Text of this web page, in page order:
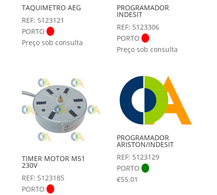
TAQUIMETRO AEG
REF: 5123121
PORTO
Preço sob consulta
PROGRAMADOR
INDESIT
REF: 5123306
PORTO
Preço sob consulta
TIMER MOTOR M51
230V
REF: 5123185
PORTO
PROGRAMADOR
ARISTON/INDESIT
REF: 5123129
PORTO
€55.01